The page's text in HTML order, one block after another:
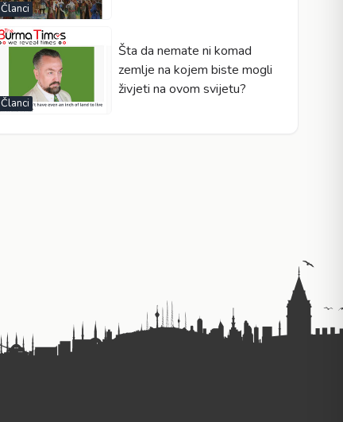
Članci
Članci
Šta da nemate ni komad
zemlje na kojem biste mogli
živjeti na ovom svijetu?